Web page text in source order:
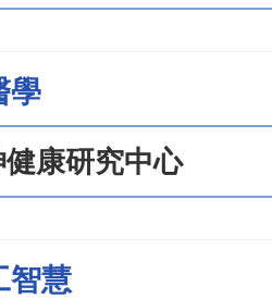
學
康研究中心
智慧